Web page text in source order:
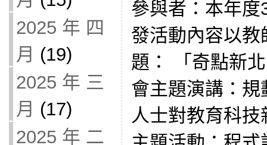
2025 年 四
月 (19)
2025 年 三
月 (17)
2025 年 二
參與者：本年
發活動內容以
題： 「奇點新
會主題演講：
人士對教育科